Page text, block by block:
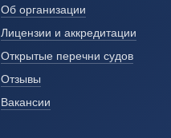
Об организации
Лицензии и аккредитации
Открытые перечни судов
Отзывы
Вакансии